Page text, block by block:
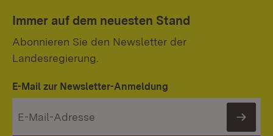
Immer auf dem neuesten Stand
Abonnieren Sie den Newsletter der
Landesregierung.
E-Mail zur Newsletter-Anmeldung